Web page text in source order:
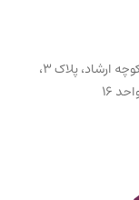
تهران، خیابان شریعتی، جنب حسینیه ارشاد، کوچه ارشاد، پلاک ۳،